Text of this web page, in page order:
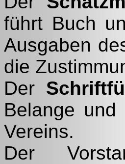
führt Buch
Ausgaben
die
Der
Belange
Vereins.
Der